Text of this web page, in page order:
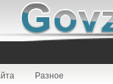
Разное